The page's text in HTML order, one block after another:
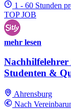
1 - 60 Stunden
TOP JOB
mehr lesen
Studenten &
Ahrensburg
Nach